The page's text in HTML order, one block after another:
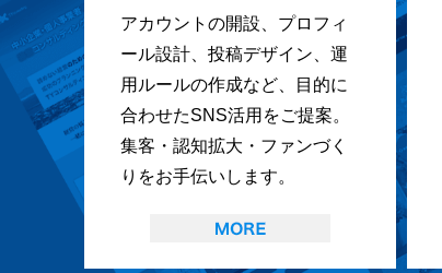
アカウントの開設、プロフィ
ール設計、投稿デザイン、運
用ルールの作成など、目的に
合わせたSNS活用をご提案。
集客・認知拡大・ファンづく
りをお手伝いします。